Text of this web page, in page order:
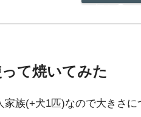
て焼いてみた
家族(+犬1匹)なので大きさ